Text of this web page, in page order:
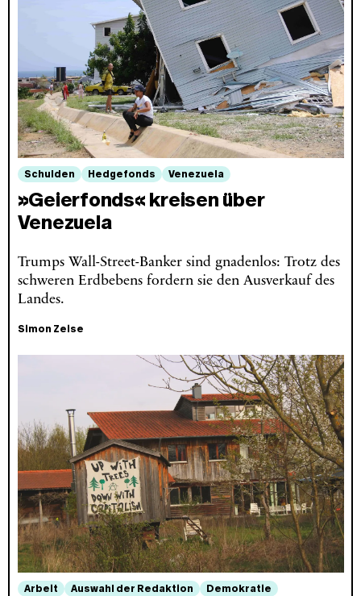
Schulden Hedgefonds Venezuela
»Geierfonds« kreisen über
Venezuela
Trumps Wall-Street-Banker sind gnadenlos: Trotz des
schweren Erdbebens fordern sie den Ausverkauf des
Landes.
Simon Zeise
Arbeit Auswahl der Redaktion Demokratie